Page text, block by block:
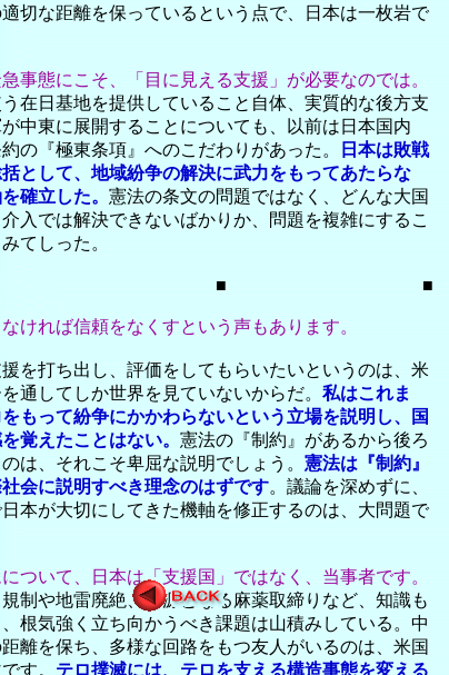
切な距離を保っているという点で、日本は一枚岩で
事態にこそ、「目に見える支援」が必要なのでは。
在日基地を提供していること自体、実質的な後方支
中東に展開することについても、以前は日本国内
の『極東条項』へのこだわりがあった。
日本は敗戦
として、地域紛争の解決に武力をもってあたらな
確立した。 憲法の条文の問題ではなく、どんな大国
入では解決できないばかりか、問題を複雑にするこ
てしった。
■
ければ信頼をなくすという声もあります。
を打ち出し、評価をしてもらいたいというのは、米
通してしか世界を見ていないからだ。 私はこれま
もって紛争にかかわらないという立場を説明し、国
覚えたことはない。 憲法の『制約』があるから後ろ
は、それこそ卑屈な説明でしょう。 憲法は『制約』
会に説明すべき理念のはずです。議論を深めずに、
本が大切にしてきた機軸を修正するのは、大問題で
ついて、日本は「支援国」ではなく、当事者です。
制や地雷廃絶、財源となる麻薬取締りなど、知識も
根気強く立ち向かうべき課題は山積みしている。中
離を保ち、多様な回路をもつ友人がいるのは、米国
す。 テロ撲滅には、テロを支える構造事態を変える